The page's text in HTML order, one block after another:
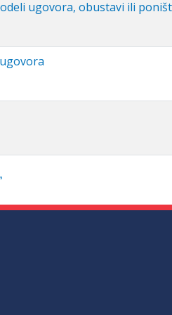
ugovora, obustavi ili